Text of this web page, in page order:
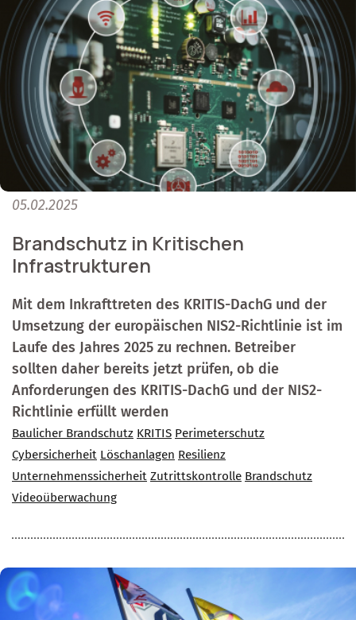
05.02.2025
Brandschutz in Kritischen
Infrastrukturen
Mit dem Inkrafttreten des KRITIS-DachG und der
Umsetzung der europäischen NIS2-Richtlinie ist im
Laufe des Jahres 2025 zu rechnen. Betreiber
sollten daher bereits jetzt prüfen, ob die
Anforderungen des KRITIS-DachG und der NIS2-
Richtlinie erfüllt werden
Baulicher Brandschutz KRITIS Perimeterschutz
Cybersicherheit Löschanlagen Resilienz
Unternehmenssicherheit Zutrittskontrolle Brandschutz
Videoüberwachung